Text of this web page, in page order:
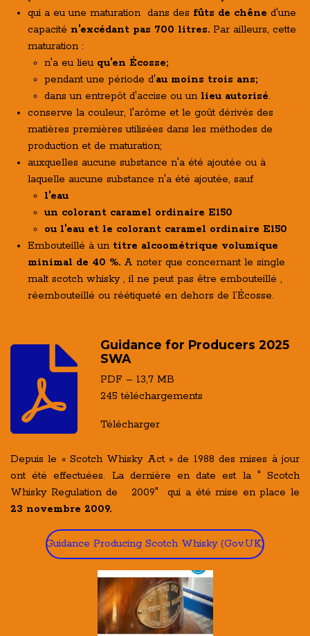
qui a eu une maturation dans des fûts de chêne d'une
capacité n'excédant pas 700 litres. Par ailleurs, cette
maturation :
n'a eu lieu qu'en Écosse;
pendant une période d'au moins trois ans;
dans un entrepôt d'accise ou un lieu autorisé.
conserve la couleur, l'arôme et le goût dérivés des
matières premières utilisées dans les méthodes de
production et de maturation;
auxquelles aucune substance n'a été ajoutée ou à
laquelle aucune substance n'a été ajoutée, sauf
l'eau
un colorant caramel ordinaire E150
ou l'eau et le colorant caramel ordinaire E150
Embouteillé à un titre alcoométrique volumique
minimal de 40 %. A noter que concernant le single
malt scotch whisky , il ne peut pas être embouteillé ,
réembouteillé ou réétiqueté en dehors de l’Écosse.
Guidance for Producers 2025
SWA
PDF – 13,7 MB
245 téléchargements
Télécharger
Depuis le « Scotch Whisky Act » de 1988 des mises à jour
ont été effectuées. La dernière en date est la " Scotch
Whisky Regulation de 2009" qui a été mise en place le
23 novembre 2009.
Guidance Producing Scotch Whisky (Gov.UK)